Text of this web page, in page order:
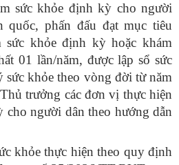
sức khỏe định kỳ cho người
quốc, phấn đấu đạt mục tiêu
sức khỏe định kỳ hoặc khám
01 lần/năm, được lập sổ sức
sức khỏe theo vòng đời từ năm
trưởng các đơn vị thực hiện
cho người dân theo hướng dẫn
khỏe thực hiện theo quy định